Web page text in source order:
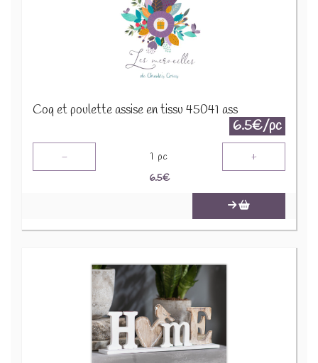
Coq et poulette assise en tissu 45041 ass
6.5€/pc
- 1 pc +
6.5€